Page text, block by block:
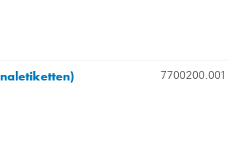
7700200.001